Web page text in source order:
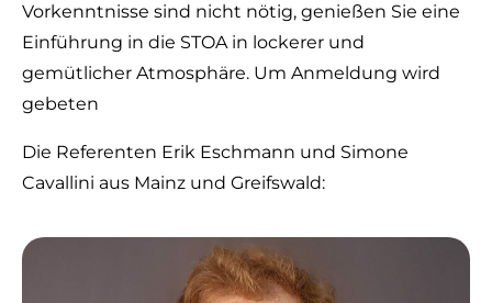
Vorkenntnisse sind nicht nötig, genießen Sie eine
Einführung in die STOA in lockerer und
gemütlicher Atmosphäre. Um Anmeldung wird
gebeten
‍Die Referenten Erik Eschmann und Simone
Cavallini aus Mainz und Greifswald: